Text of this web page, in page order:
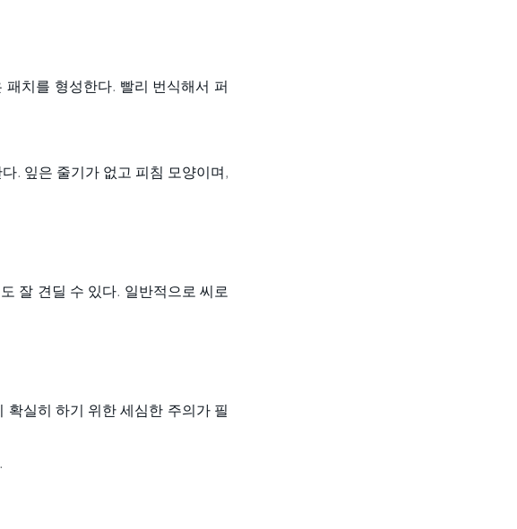
치를 형성한다. 빨리 번식해서 퍼
. 잎은 줄기가 없고 피침 모양이며,
잘 견딜 수 있다. 일반적으로 씨로
실히 하기 위한 세심한 주의가 필